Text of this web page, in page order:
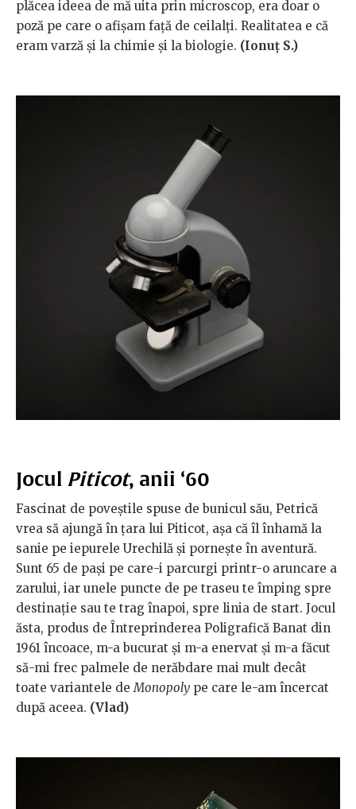
plăcea ideea de mă uita prin microscop, era doar o
poză pe care o afișam față de ceilalți. Realitatea e că
eram varză și la chimie și la biologie. (Ionuț S.)
Jocul Piticot, anii ‘60
Fascinat de poveștile spuse de bunicul său, Petrică
vrea să ajungă în țara lui Piticot, așa că îl înhamă la
sanie pe iepurele Urechilă și pornește în aventură.
Sunt 65 de pași pe care-i parcurgi printr-o aruncare a
zarului, iar unele puncte de pe traseu te împing spre
destinație sau te trag înapoi, spre linia de start. Jocul
ăsta, produs de Întreprinderea Poligrafică Banat din
1961 încoace, m-a bucurat și m-a enervat și m-a făcut
să-mi frec palmele de nerăbdare mai mult decât
toate variantele deMonopoly pe care le-am încercat
după aceea. (Vlad)